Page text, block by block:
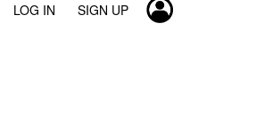
LOG IN SIGN UP